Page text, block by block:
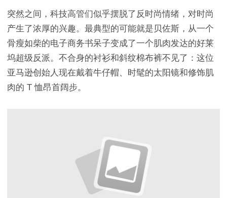
突然之间，科技高管们似乎摆脱了反时尚情绪，对时尚
产生了浓厚的兴趣。最典型的可能就是贝佐斯，从一个
骨瘦如柴的电子商务书呆子变成了一个肌肉发达的好莱
坞超级反派。不合身的衬衫和斜纹棉布裤不见了：这位
亚马逊创始人现在戴着牛仔帽、时髦的太阳镜和修饰肌
肉的 T 恤昂首阔步。